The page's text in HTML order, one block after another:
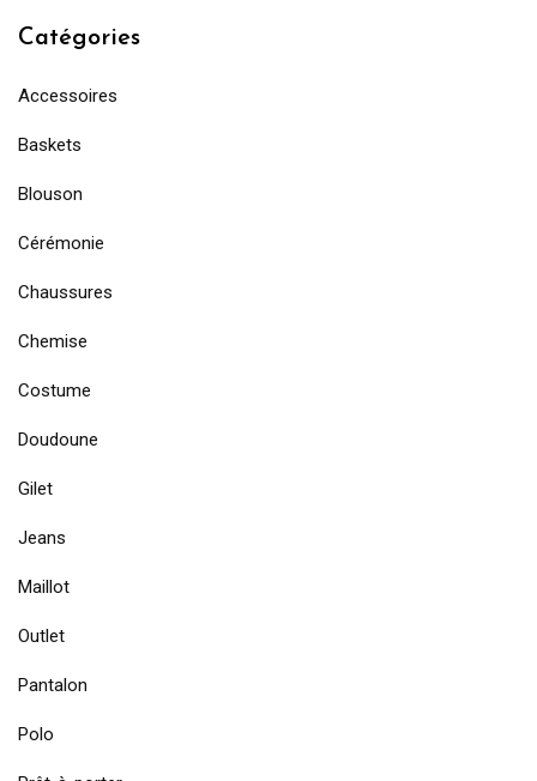
Catégories
Accessoires
Baskets
Blouson
Cérémonie
Chaussures
Chemise
Costume
Doudoune
Gilet
Jeans
Maillot
Outlet
Pantalon
Polo